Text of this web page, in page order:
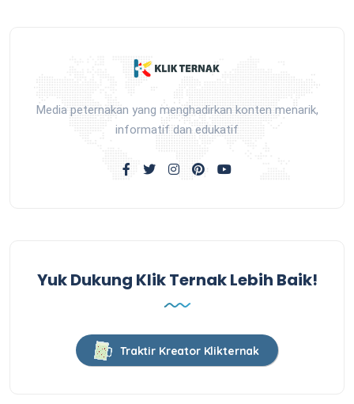
Media peternakan yang menghadirkan konten menarik,
informatif dan edukatif
Yuk Dukung Klik Ternak Lebih Baik!
Traktir Kreator Klikternak